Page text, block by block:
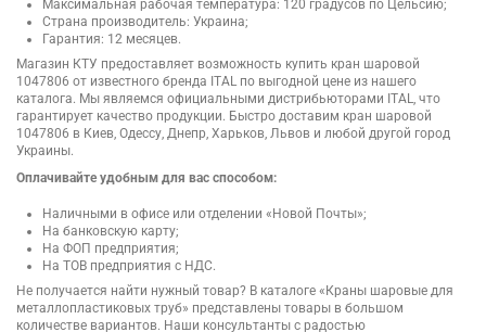
Максимальная рабочая температура: 120 градусов по Цельсию;
Страна производитель: Украина;
Гарантия: 12 месяцев.
Магазин КТУ предоставляет возможность купить кран шаровой
1047806 от известного бренда ITAL по выгодной цене из нашего
каталога. Мы являемся официальными дистрибьюторами ITAL, что
гарантирует качество продукции. Быстро доставим кран шаровой
1047806 в Киев, Одессу, Днепр, Харьков, Львов и любой другой город
Украины.
Оплачивайте удобным для вас способом:
Наличными в офисе или отделении «Новой Почты»;
На банковскую карту;
На ФОП предприятия;
На ТОВ предприятия с НДС.
Не получается найти нужный товар? В каталоге «Краны шаровые для
металлопластиковых труб» представлены товары в большом
количестве вариантов. Наши консультанты с радостью